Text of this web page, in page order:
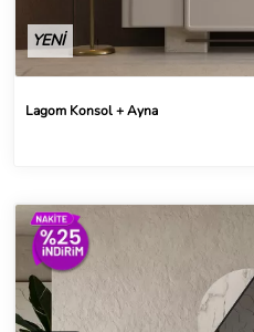
YENİ
Lagom Konsol + Ayna